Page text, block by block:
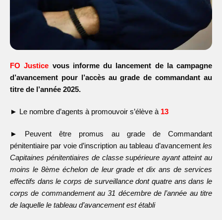
FO Justice vous informe du lancement de la campagne
d’avancement pour l’accès au grade decommandant au
titre de l’année 2025.
► Le nombre d’agents à promouvoir s’élève à 13
► Peuvent être promus au grade de Commandant
pénitentiaire par voie d’inscription au tableau d’avancement les
Capitaines pénitentiaires de classe supérieure ayant atteint au
moins le 8ème échelon de leur grade et dix ans de services
effectifs dans le corps de surveillance dont quatre ans dans le
corps de commandement au 31 décembre de l’année au titre
de laquelle le tableau d’avancement est établi